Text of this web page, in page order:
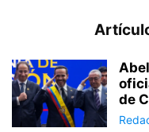
de